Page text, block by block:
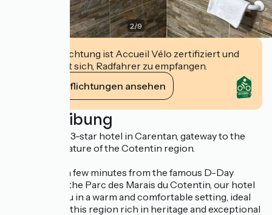
2/9
Diese Einrichtung ist Accueil Vélo zertifiziert und
verpflichtet sich, Radfahrer zu empfangen.
Ihre Verpflichtungen ansehen
Beschreibung
Discover our 3-star hotel in Carentan, gateway to the
history and nature of the Cotentin region.
Located just a few minutes from the famous D-Day
beaches and the Parc des Marais du Cotentin, our hotel
welcomes you in a warm and comfortable setting, ideal
for exploring this region rich in heritage and exceptional